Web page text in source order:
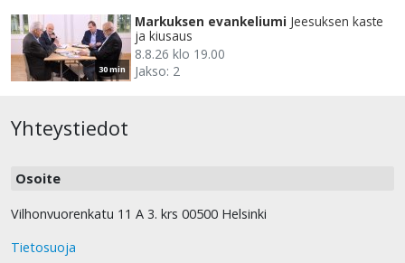
30 min
Markuksen evankeliumi Jeesuksen kaste
ja kiusaus
8.8.26 klo 19.00
Jakso: 2
Yhteystiedot
Osoite
Vilhonvuorenkatu 11 A 3. krs 00500 Helsinki
Tietosuoja